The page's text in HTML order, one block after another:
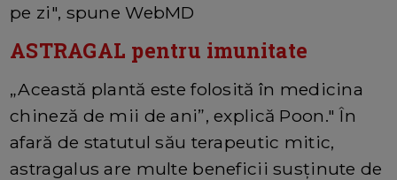
pe zi", spune WebMD
ASTRAGAL pentru imunitate
„Această plantă este folosită în medicina
chineză de mii de ani”, explică Poon." În
afară de statutul său terapeutic mitic,
astragalus are multe beneficii susținute de